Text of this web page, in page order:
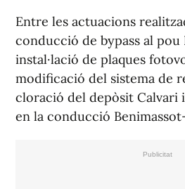
Entre les actuacions
conducció de bypass al pou
instal·lació de plaques
modificació del sistema de
cloració del depòsit Calvari
en la conducció